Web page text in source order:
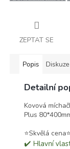
ZEPTAT SE
Popis Diskuze
Detailní
Kovová
Plus
⭐️Skvělá cena⭐️
✔️ Hlavní